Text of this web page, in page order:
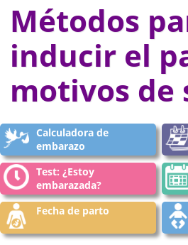
Métodos
inducir el
motivos de
Calculadora de
embarazo
Test: ¿Estoy
embarazada?
Fecha de parto